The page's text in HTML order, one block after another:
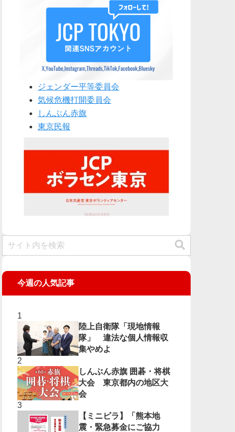
ジェンダー平等委員会
気候危機打開委員会
しんぶん赤旗
東京民報
今週の人気記事
陸上自衛隊「現地情報
隊」 違法な個人情報収
集やめよ
しんぶん赤旗 囲碁・将棋
大会 東京都内の地区大
会
【ミニビラ】「熊本地
震・緊急募金にご協力